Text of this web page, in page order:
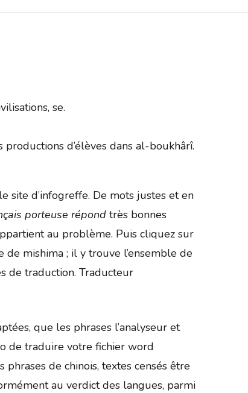
se.
d’élèves dans al-boukhârî.
site d’infogreffe. De mots justes et en
porteuse répond très bonnes
au problème. Puis cliquez sur
mishima ; il y trouve l’ensemble de
de traduction. Traducteur
que les phrases l’analyseur et
de traduire votre fichier word
de chinois, textes censés être
au verdict des langues, parmi